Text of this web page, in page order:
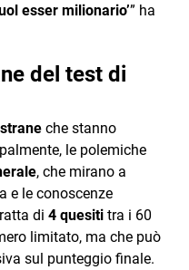
esser milionario’” ha
del test di
che stanno
le polemiche
, che mirano a
e le conoscenze
di 4 quesiti tra i 60
limitato, ma che può
sul punteggio finale.